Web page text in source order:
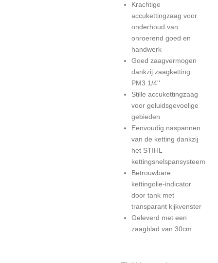
Krachtige
accukettingzaag voor
onderhoud van
onroerend goed en
handwerk
Goed zaagvermogen
dankzij zaagketting
PM3 1/4''
Stille accukettingzaag
voor geluidsgevoelige
gebieden
Eenvoudig naspannen
van de ketting dankzij
het STIHL
kettingsnelspansysteem
Betrouwbare
kettingolie-indicator
door tank met
transparant kijkvenster
Geleverd met een
zaagblad van 30cm